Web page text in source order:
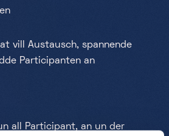
vill Austausch, spannende
Participanten an
all Participant, an un der